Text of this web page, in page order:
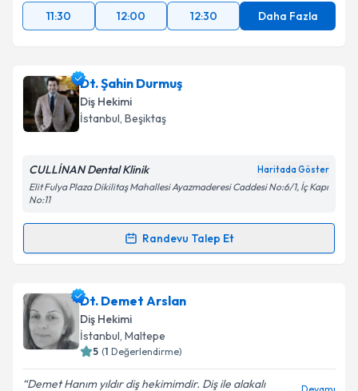
Takvim Talebini Gönder
11:30
12:00 12:30 Daha Fazla
Dt. Şahin Durmuş
Diş Hekimi
İstanbul, Beşiktaş
CULLİNAN Dental Klinik Haritada Göster
Elit Fulya Plaza Dikilitaş Mahallesi Ayazmaderesi Caddesi No:6/1, İç Kapı
No:11
Randevu Talep Et
Randevu Takvimi Talebi
Dt. Şahin Durmuşiçin randevu takvimi talebi
oluşturun. Size bu uzmandan randevu almanız için bir
takvim hazırlandığında e-posta ile bilgilendireceğiz.
Dt. Demet Arslan
Diş Hekimi
İstanbul, Maltepe
5 (1 Değerlendirme)
Demet Hanım yıldır diş hekimimdir. Diş ile alakalı